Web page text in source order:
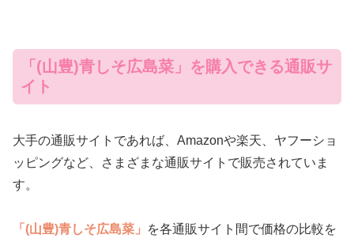
「(山豊)青しそ広島菜」を購入できる通販サ
イト
大手の通販サイトであれば、Amazonや楽天、ヤフーショ
ッピングなど、さまざまな通販サイトで販売されていま
す。
「(山豊)青しそ広島菜」
を各通販サイト間で価格の比較を